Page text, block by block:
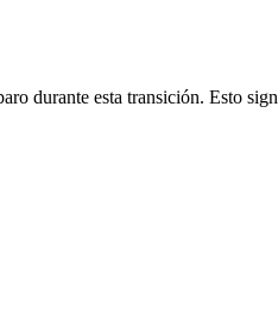
durante esta transición. Esto